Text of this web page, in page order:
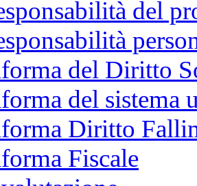
del
del Diritto
del sistema
Diritto
Fiscale